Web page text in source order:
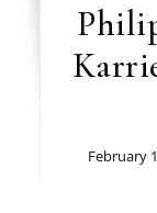
February